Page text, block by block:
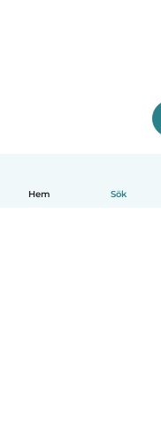
Hem Sök